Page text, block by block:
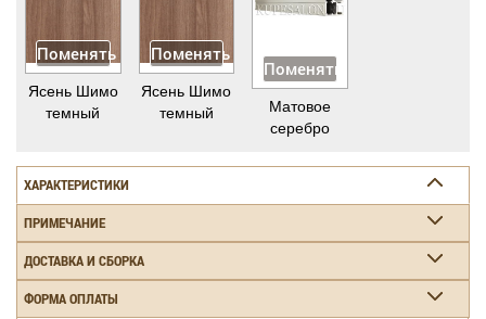
Поменять
Ясень Шимо
темный
Поменять
Ясень Шимо
темный
Поменять
Матовое
серебро
ХАРАКТЕРИСТИКИ
ПРИМЕЧАНИЕ
ДОСТАВКА И СБОРКА
ФОРМА ОПЛАТЫ